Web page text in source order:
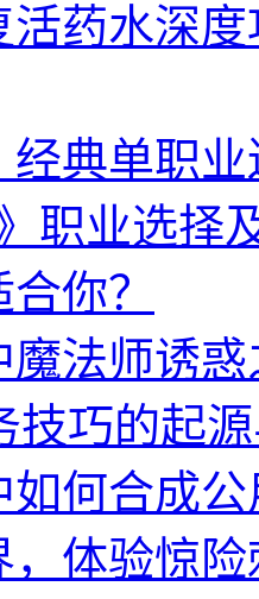
活药水深
经典单职
职业选
你？
魔法师诱
技巧的起
如何合成
，体验惊